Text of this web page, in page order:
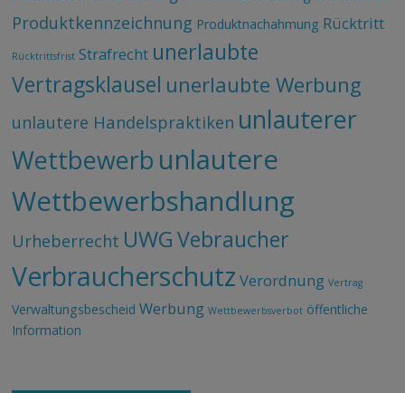
Produktkennzeichnung Produktnachahmung Rücktritt
Rücktrittsfrist Strafrecht unerlaubte
Vertragsklausel unerlaubte Werbung
unlautere Handelspraktiken unlauterer
Wettbewerb unlautere
Wettbewerbshandlung
Urheberrecht UWG Vebraucher
Verbraucherschutz Verordnung Vertrag
Verwaltungsbescheid Werbung Wettbewerbsverbot öffentliche
Information